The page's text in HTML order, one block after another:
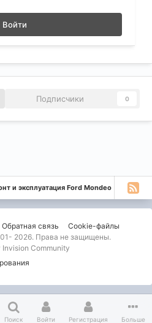
Войти
Подписчики 0
и эксплуатация Ford Mondeo
Обратная связь
Cookie-файлы
2026. Права не защищены.
Invision Community
Поиск Войти Регистрация Больше